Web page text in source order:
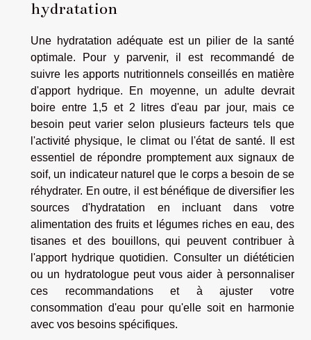
hydratation
Une hydratation adéquate est un pilier de la santé
optimale. Pour y parvenir, il est recommandé de
suivre les apports nutritionnels conseillés en matière
d'apport hydrique. En moyenne, un adulte devrait
boire entre 1,5 et 2 litres d'eau par jour, mais ce
besoin peut varier selon plusieurs facteurs tels que
l'activité physique, le climat ou l'état de santé. Il est
essentiel de répondre promptement aux signaux de
soif, un indicateur naturel que le corps a besoin de se
réhydrater. En outre, il est bénéfique de diversifier les
sources d'hydratation en incluant dans votre
alimentation des fruits et légumes riches en eau, des
tisanes et des bouillons, qui peuvent contribuer à
l'apport hydrique quotidien. Consulter un diététicien
ou un hydratologue peut vous aider à personnaliser
ces recommandations et à ajuster votre
consommation d'eau pour qu'elle soit en harmonie
avec vos besoins spécifiques.